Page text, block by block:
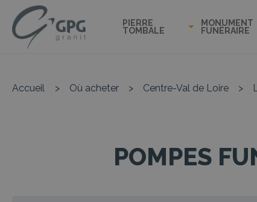
PIERRE
TOMBALE
MONUMENT
FUNÉRAIRE
Accueil > Où acheter > Centre-Val de Loire >
POMPES